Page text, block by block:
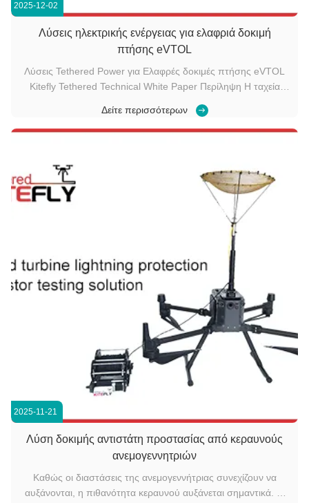
2025-12-02
Λύσεις ηλεκτρικής ενέργειας για ελαφριά δοκιμή
πτήσης eVTOL
Λύσεις Tethered Power για Ελαφρές δοκιμές πτήσης eVTOL
Kitefly Tethered Technical White Paper Περίληψη Η ταχεία
χαμηλού υψομέτρου έθεσαν τα ελαφριά αεροσκάφη eVTOL
στο επίκεντρο της παγκόσμιας καινοτομίας της αεροπορίας. Η
Δείτε περισσότερων
2025-11-21
Λύση δοκιμής αντιστάτη προστασίας από κεραυνούς
ανεμογεννητριών
Καθώς οι διαστάσεις της ανεμογεννήτριας συνεχίζουν να
αυξάνονται, η πιθανότητα κεραυνού αυξάνεται σημαντικά. Ο